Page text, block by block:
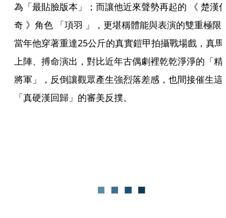
為「最貼臉版本」；而讓他近來聲勢再起的 《 楚漢
奇 》角色 「項羽 」，更堪稱體能與表演的雙重極限
當年他穿著重達25公斤的真實鎧甲拍攝戰場戲，真馬
上陣、搏命演出，對比近年古偶劇裡乾乾淨淨的「精
將軍」，反倒讓觀眾產生強烈落差感，也間接催生這
「真硬漢回歸」的審美反撲。